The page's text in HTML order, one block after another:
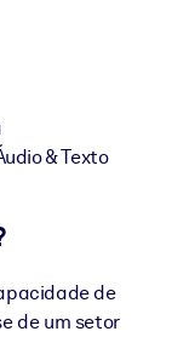
& Texto
de
de um setor